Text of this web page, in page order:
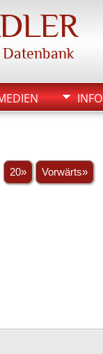
INFO
20» Vorwärts»